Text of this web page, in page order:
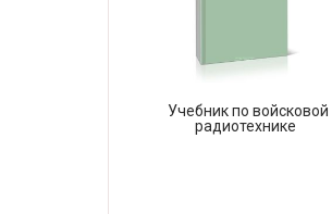
Учебник по войсковой
радиотехнике